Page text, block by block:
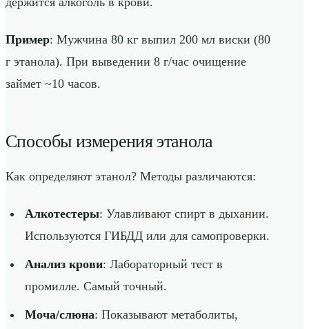
Пример: Мужчина 80 кг выпил 200 мл виски (80
г этанола). При выведении 8 г/час очищение
займет ~10 часов.
Способы измерения этанола
Как определяют этанол? Методы различаются:
Алкотестеры: Улавливают спирт в дыхании.
Используются ГИБДД или для самопроверки.
Анализ крови: Лабораторный тест в
промилле. Самый точный.
Моча/слюна: Показывают метаболиты,